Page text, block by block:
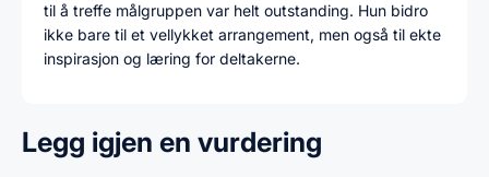
til å treffe målgruppen var helt outstanding. Hun bidro
ikke bare til et vellykket arrangement, men også til ekte
inspirasjon og læring for deltakerne.
Legg igjen en vurdering